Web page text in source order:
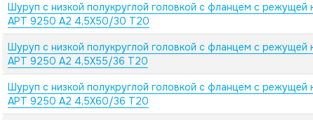
Шуруп с низкой полукруглой головкой с фланцем с режущей
АРТ 9250 А2 4,5X50/30 T20
Шуруп с низкой полукруглой головкой с фланцем с режущей
АРТ 9250 А2 4,5X55/36 T20
Шуруп с низкой полукруглой головкой с фланцем с режущей
АРТ 9250 А2 4,5X60/36 T20